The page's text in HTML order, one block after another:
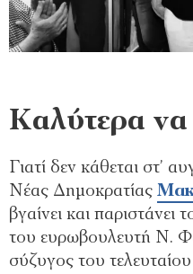
Καλύτερα
Γιατί δεν κάθεται στ’
Νέας Δημοκρατίας
βγαίνει και παριστάνει
του ευρωβουλευτή Ν.
σύζυγος του